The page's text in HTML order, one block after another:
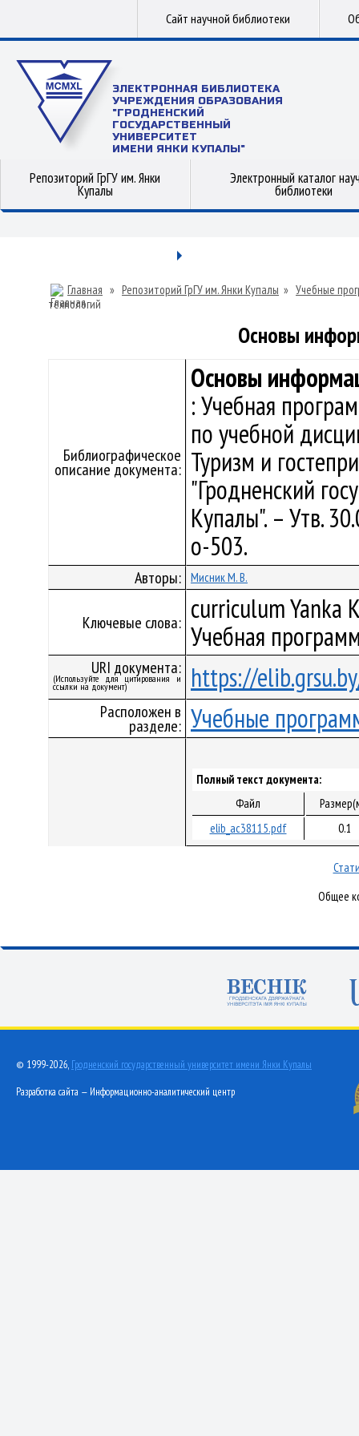
Сайт научной библиотеки
ЭЛЕКТРОННАЯ БИБЛИОТЕКА
УЧРЕЖДЕНИЯ ОБРАЗОВАНИЯ
"ГРОДНЕНСКИЙ
ГОСУДАРСТВЕННЫЙ
УНИВЕРСИТЕТ
ИМЕНИ ЯНКИ КУПАЛЫ"
Репозиторий ГрГУ им. Янки
Купалы
Электронный каталог
библиотеки
Главная » Репозиторий ГрГУ им. Янки Купалы » Учебные
технологий
Основы
Библиографическое
описание документа:
Основы
: Учебная
по учебной
Туризм и
"Гродненский
Купалы". – Утв.
о-503.
Авторы: Мисник М. В.
Ключевые слова: curriculum Yanka
Учебная
URI документа:
(Используйте для цитирования и
ссылки на документ) https://
Расположен в
разделе: Учебные
Полный текст документа:
Файл
elib_ac38115.pdf
0.1
Общее
© 1999-2026, Гродненский государственный университет имени Янки Купалы
Разработка сайта — Информационно-аналитический центр